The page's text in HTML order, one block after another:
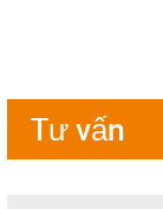
Tư vấn